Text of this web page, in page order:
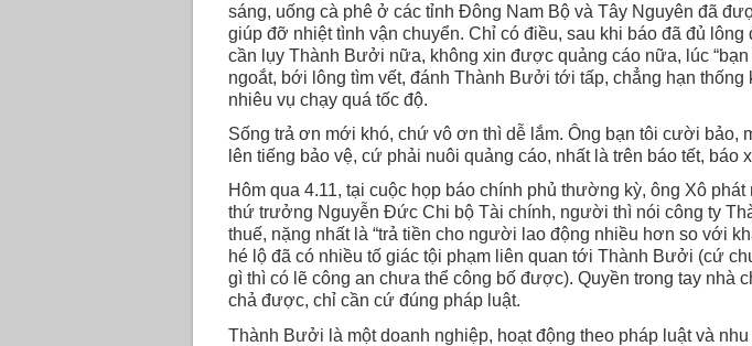
sáng, uống cà phê ở các tỉnh Đông Nam Bộ và Tây Nguyên đã
giúp đỡ nhiệt tình vận chuyển. Chỉ có điều, sau khi báo đã đủ lông
cần lụy Thành Bưởi nữa, không xin được quảng cáo nữa, lúc
ngoắt, bới lông tìm vết, đánh Thành Bưởi tới tấp, chẳng hạn thống
nhiêu vụ chạy quá tốc độ.
Sống trả ơn mới khó, chứ vô ơn thì dễ lắm. Ông bạn tôi cười bảo,
lên tiếng bảo vệ, cứ phải nuôi quảng cáo, nhất là trên báo tết, báo
Hôm qua 4.11, tại cuộc họp báo chính phủ thường kỳ, ông Xô phát
thứ trưởng Nguyễn Đức Chi bộ Tài chính, người thì nói công ty
thuế, nặng nhất là “trả tiền cho người lao động nhiều hơn so với
hé lộ đã có nhiều tố giác tội phạm liên quan tới Thành Bưởi (cứ
gì thì có lẽ công an chưa thể công bố được). Quyền trong tay nhà
chả được, chỉ cần cứ đúng pháp luật.
Thành Bưởi là một doanh nghiệp, hoạt động theo pháp luật và